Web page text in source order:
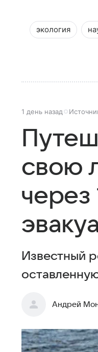
экология
1 день назад
свою
через
Известный
Андрей